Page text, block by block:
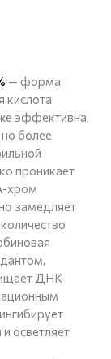
— форма
кислота
эффективна,
более
проникает
хром
замедляет
ДНК
осветляет